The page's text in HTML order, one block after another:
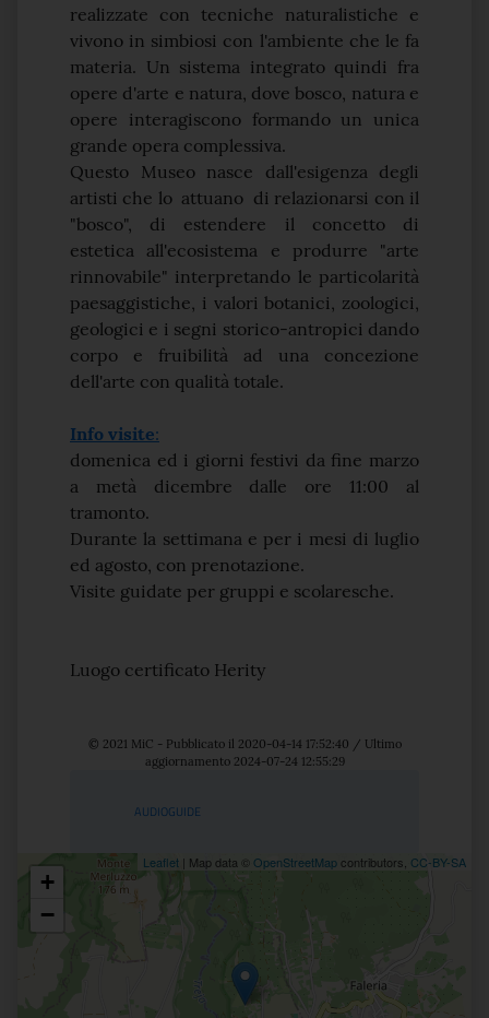
realizzate con tecniche naturalistiche e
vivono in sim­biosi con l'ambiente che le fa
materia. Un sistema integrato quindi fra
opere d'arte e natura, dove bosco, natura e
opere interagi­scono formando un unica
grande opera complessiva.
Questo Museo nasce dall'esigenza degli
arti­sti che lo attuano di relazionarsi con il
"bosco", di estendere il concetto di
estetica all'ecosistema e produrre "arte
rinnovabile" interpretando le particolarità
paesaggistiche, i valori botanici, zoologici,
geologici e i segni storico-antropici dando
corpo e fruibilità ad una concezione
dell'arte con qualità totale.
Info visite:
domenica ed i giorni festivi da fine marzo
a metà dicembre dalle ore 11:00 al
tramonto.
Durante la settimana e per i mesi di luglio
ed agosto, con prenotazione.
Visite guidate per gruppi e scolaresche.
Luogo certificato Herity
© 2021 MiC - Pubblicato il 2020-04-14 17:52:40 / Ultimo
aggiornamento 2024-07-24 12:55:29
AUDIOGUIDE
Posizione
+
−
Leaflet | Map data © OpenStreetMap contributors, CC-BY-SA